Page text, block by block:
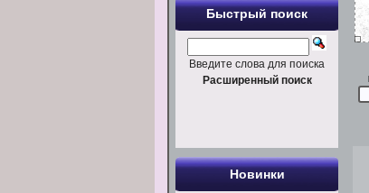
Быстрый поиск
Введите слова для поиска
Расширенный поиск
Новинки